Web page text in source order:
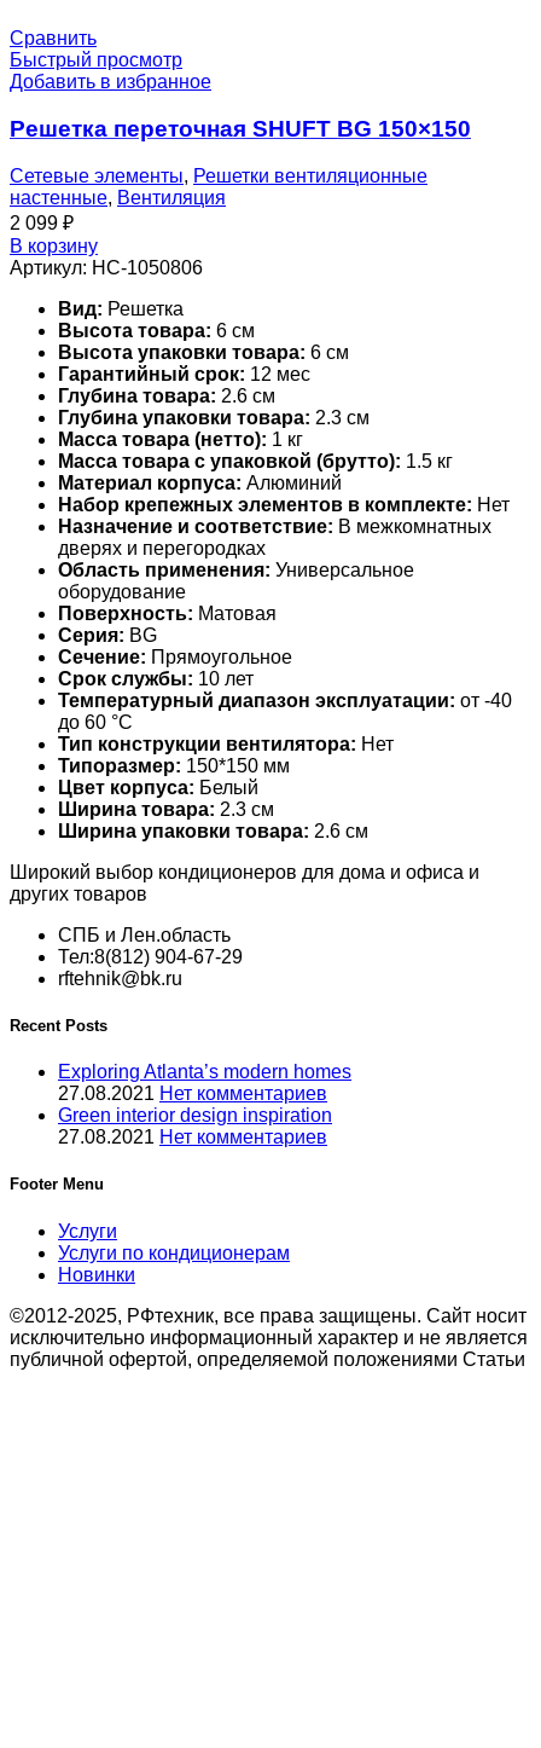
Сравнить
Быстрый просмотр
Добавить в избранное
Решетка переточная SHUFT BG 150×150
Сетевые элементы, Решетки вентиляционные
настенные, Вентиляция
2 099 ₽
В корзину
Артикул: НС-1050806
Вид: Решетка
Высота товара: 6 см
Высота упаковки товара: 6 см
Гарантийный срок: 12 мес
Глубина товара: 2.6 см
Глубина упаковки товара: 2.3 см
Масса товара (нетто): 1 кг
Масса товара с упаковкой (брутто): 1.5 кг
Материал корпуса: Алюминий
Набор крепежных элементов в комплекте: Нет
Назначение и соответствие: В межкомнатных
дверях и перегородках
Область применения: Универсальное
оборудование
Поверхность: Матовая
Серия: BG
Сечение: Прямоугольное
Срок службы: 10 лет
Температурный диапазон эксплуатации: от -40
до 60 °С
Тип конструкции вентилятора: Нет
Типоразмер: 150*150 мм
Цвет корпуса: Белый
Ширина товара: 2.3 см
Ширина упаковки товара: 2.6 см
Широкий выбор кондиционеров для дома и офиса и
других товаров
СПБ и Лен.область
Тел:8(812) 904-67-29
rftehnik@bk.ru
Recent Posts
Exploring Atlanta’s modern homes
27.08.2021 Нет комментариев
Green interior design inspiration
27.08.2021 Нет комментариев
Footer Menu
Услуги
Услуги по кондиционерам
Новинки
©2012-2025, РФтехник, все права защищены. Сайт носит
исключительно информационный характер и не является
публичной офертой, определяемой положениями Статьи